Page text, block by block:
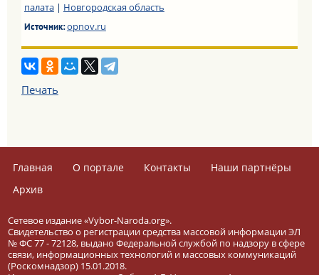
палата| Новгородская область
Источник:opnov.ru
Печать
Главная О портале Контакты
Наши партнёры
Архив
Сетевое издание «Vybor-Naroda.org».
Свидетельство о регистрации средства массовой информации ЭЛ
№ ФС 77 - 72128, выдано Федеральной службой по надзору в сфере
связи, информационных технологий и массовых коммуникаций
(Роскомнадзор) 15.01.2018.